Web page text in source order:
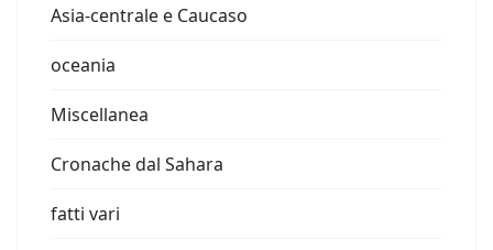
Asia-centrale e Caucaso
oceania
Miscellanea
Cronache dal Sahara
fatti vari